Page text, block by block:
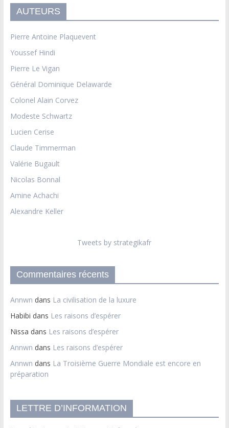
AUTEURS
Pierre Antoine Plaquevent
Youssef Hindi
Pierre Le Vigan
Général Dominique Delawarde
Colonel Alain Corvez
Modeste Schwartz
Lucien Cerise
Claude Timmerman
Valérie Bugault
Nicolas Bonnal
Amine Achachi
Alexandre Keller
Tweets by strategikafr
Commentaires récents
Annwn dans La civilisation de la luxure
Habibi dans Les raisons d’espérer
Nissa dans Les raisons d’espérer
Annwn dans Les raisons d’espérer
Annwn dans La Troisième Guerre Mondiale est encore en
préparation
LETTRE D’INFORMATION